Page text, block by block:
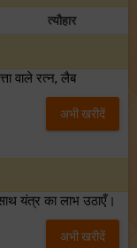
त्यौहार
वाले रत्न, लैब
अभी खरीदें
यंत्र का लाभ उठाएँ।
अभी खरीदें